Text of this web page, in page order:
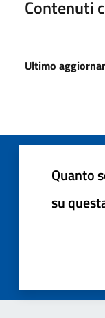
Contenuti
Ultimo
Quanto
su